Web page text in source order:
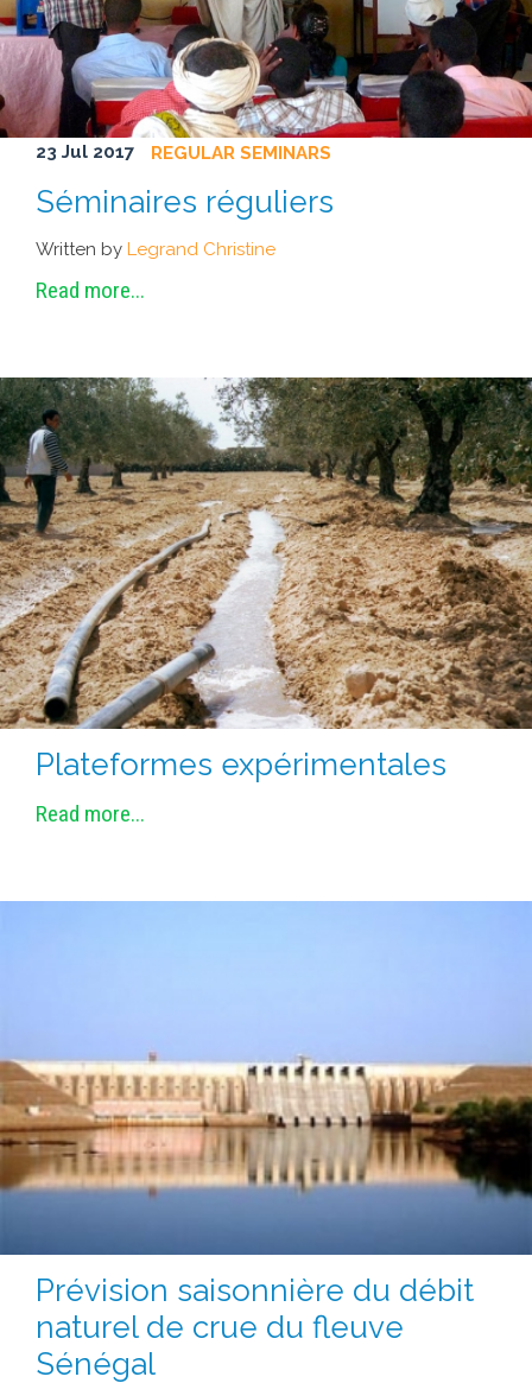
METHODS AND TOOLS
SOFTWARE
PUBLICATIONS SUR HAL
HDR
23 Jul 2017 REGULAR SEMINARS
Séminaires réguliers
Written by Legrand Christine
Read more...
Plateformes expérimentales
Read more...
Prévision saisonnière du débit
naturel de crue du fleuve
Sénégal